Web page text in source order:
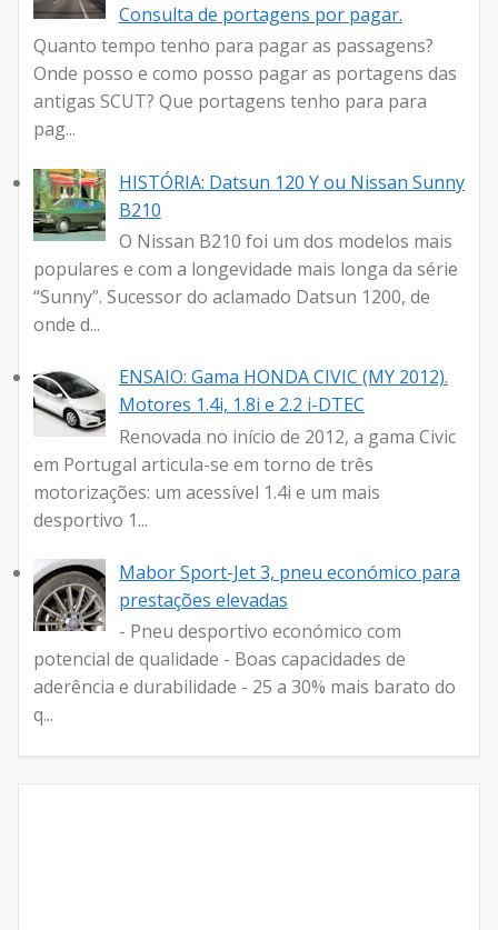
Consulta de portagens por pagar.
Quanto tempo tenho para pagar as passagens?
Onde posso e como posso pagar as portagens das
antigas SCUT? Que portagens tenho para para
pag...
HISTÓRIA: Datsun 120 Y ou Nissan Sunny
B210
O Nissan B210 foi um dos modelos mais
populares e com a longevidade mais longa da série
“Sunny”. Sucessor do aclamado Datsun 1200, de
onde d...
ENSAIO: Gama HONDA CIVIC (MY 2012).
Motores 1.4i, 1.8i e 2.2 i-DTEC
Renovada no início de 2012, a gama Civic
em Portugal articula-se em torno de três
motorizações: um acessível 1.4i e um mais
desportivo 1...
Mabor Sport-Jet 3, pneu económico para
prestações elevadas
- Pneu desportivo económico com
potencial de qualidade - Boas capacidades de
aderência e durabilidade - 25 a 30% mais barato do
q...